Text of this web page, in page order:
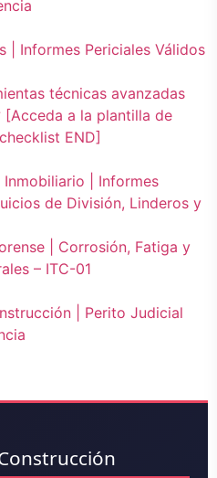
| Informes Periciales Válidos
técnicas avanzadas
[Acceda a la plantilla de
END]
| Informes
de División, Linderos y
| Corrosión, Fatiga y
– ITC-01
| Perito Judicial